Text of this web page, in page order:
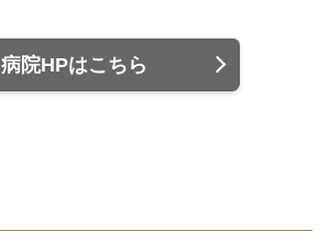
病院HPはこちら